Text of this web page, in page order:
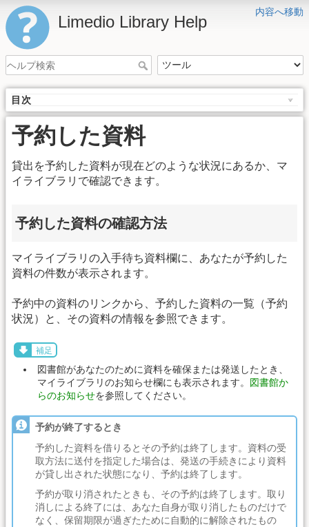
内容へ移動
Limedio Library Help
目次
予約した資料
貸出を予約した資料が現在どのような状況にあるか、マ
イライブラリで確認できます。
予約した資料の確認方法
マイライブラリの入手待ち資料欄に、あなたが予約した
資料の件数が表示されます。
予約中の資料のリンクから、予約した資料の一覧（予約
状況）と、その資料の情報を参照できます。
補足
図書館があなたのために資料を確保または発送したとき、
マイライブラリのお知らせ欄にも表示されます。 図書館か
らのお知らせを参照してください。
予約が終了するとき
予約した資料を借りるとその予約は終了します。資料の受
取方法に送付を指定した場合は、発送の手続きにより資料
が貸し出された状態になり、予約は終了します。
予約が取り消されたときも、その予約は終了します。取り
消しによる終了には、あなた自身が取り消したものだけで
なく、保留期限が過ぎたために自動的に解除されたもの